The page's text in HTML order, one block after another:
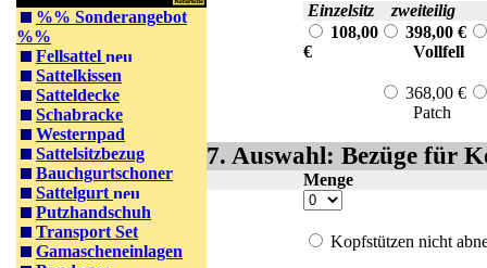
%% Sonderangebot
%%
Fellsattel
Sattelkissen
Satteldecke
Schabracke
Westernpad
Sattelsitzbezug
Bauchgurtschoner
Sattelgurt
Putzhandschuh
Transport Set
Gamascheneinlagen
Einzelsitz zweiteilig
108,00
€
398,00 €
Vollfell
368,00 €
Patch
7. Auswahl: Bezüge für
Menge
Kopfstützen nicht